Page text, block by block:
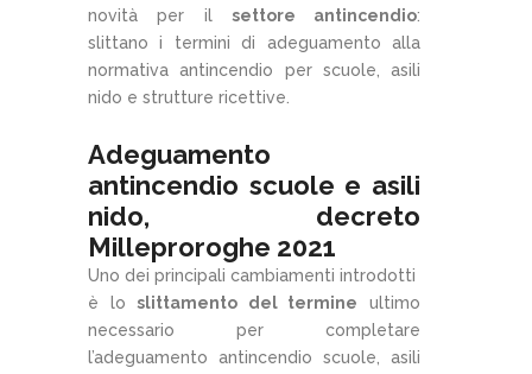
novità per il settore antincendio:
slittano i termini di adeguamento alla
normativa antincendio per scuole, asili
nido e strutture ricettive.
Adeguamento
antincendio scuole e asili
nido, decreto
Milleproroghe 2021
Uno dei principali cambiamenti introdotti
è loslittamento del termine ultimo
necessario per completare
l’adeguamento antincendio scuole, asili